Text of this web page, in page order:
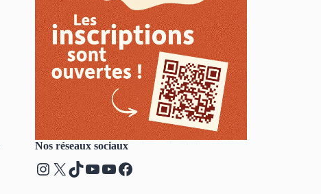
Nos réseaux sociaux
Instagram
X TikTok
YouTube
YouTube
Facebook